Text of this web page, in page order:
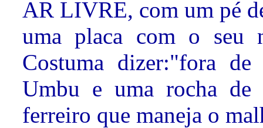
AR LIVRE, com um pé
uma placa com o seu
Costuma dizer:"fora
Umbu e uma rocha de
ferreiro que maneja o